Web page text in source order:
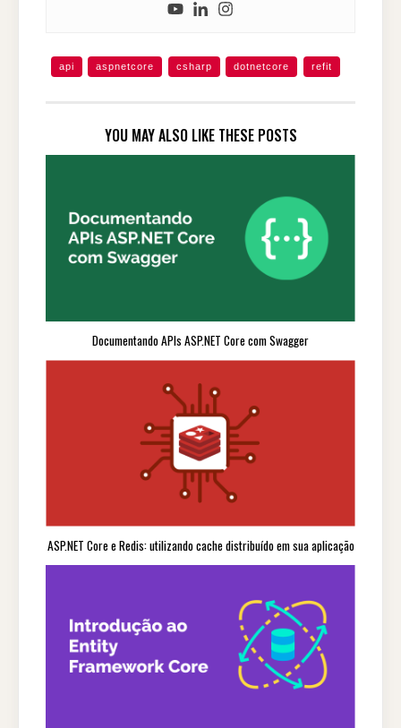
api aspnetcore csharp dotnetcore refit
YOU MAY ALSO LIKE THESE POSTS
Documentando APIs ASP.NET Core com Swagger
ASP.NET Core e Redis: utilizando cache distribuído em sua aplicação